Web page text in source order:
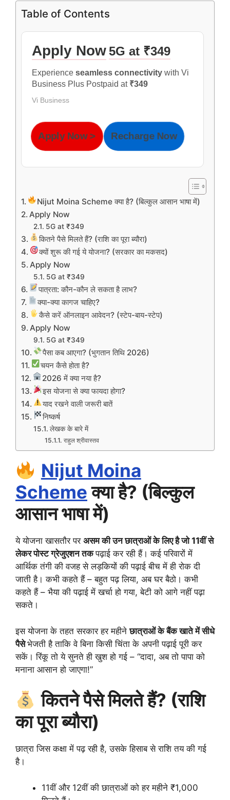
Table of Contents
Apply Now5G at ₹349
Experience seamless connectivity with Vi
Business Plus Postpaid at ₹349
Vi Business
Apply Now > Recharge Now
Nijut Moina Scheme क्या है? (बिल्कुल आसान भाषा में)
Apply Now
5G at ₹349
कितने पैसे मिलते हैं? (राशि का पूरा ब्यौरा)
क्यों शुरू की गई ये योजना? (सरकार का मकसद)
Apply Now
5G at ₹349
पात्रता: कौन-कौन ले सकता है लाभ?
क्या-क्या कागज चाहिए?
कैसे करें ऑनलाइन आवेदन? (स्टेप-बाय-स्टेप)
Apply Now
5G at ₹349
पैसा कब आएगा? (भुगतान तिथि 2026)
चयन कैसे होता है?
2026 में क्या नया है?
इस योजना से क्या फायदा होगा?
याद रखने वाली जरूरी बातें
निष्कर्ष
लेखक के बारे में
राहुल श्रीवास्तव
Nijut Moina
Schemeक्या है? (बिल्कुल
आसान भाषा में)
ये योजना खासतौर पर असम की उन छात्राओं के लिए है जो 11वीं से
लेकर पोस्ट ग्रेजुएशन तकपढ़ाई कर रही हैं। कई परिवारों में
आर्थिक तंगी की वजह से लड़कियों की पढ़ाई बीच में ही रोक दी
जाती है। कभी कहते हैं – बहुत पढ़ लिया, अब घर बैठो। कभी
कहते हैं – भैया की पढ़ाई में खर्चा हो गया, बेटी को आगे नहीं पढ़ा
सकते।
इस योजना के तहत सरकार हर महीनेछात्राओं के बैंक खाते में सीधे
पैसेभेजती है ताकि वे बिना किसी चिंता के अपनी पढ़ाई पूरी कर
सकें। रिंकू तो ये सुनते ही खुश हो गई – “दादा, अब तो पापा को
मनाना आसान हो जाएगा!”
कितने पैसे मिलते हैं? (राशि
का पूरा ब्यौरा)
छात्रा जिस कक्षा में पढ़ रही है, उसके हिसाब से राशि तय की गई
है।
11वीं और 12वीं की छात्राओं को हर महीने ₹1,000